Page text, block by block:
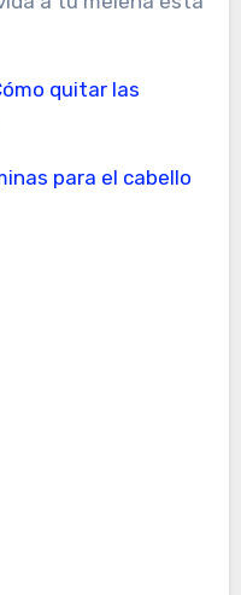
quitar las
para el cabello